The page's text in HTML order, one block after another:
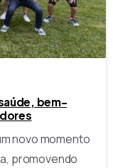
0
bem-
novo momento
promovendo